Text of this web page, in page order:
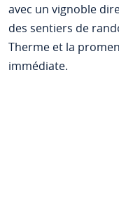
avec un vignoble
des sentiers de
Therme et la
immédiate.